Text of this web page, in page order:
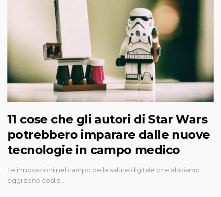
11 cose che gli autori di Star Wars
potrebbero imparare dalle nuove
tecnologie in campo medico
Le innovazioni nel campo della salute digitale che abbiamo
oggi sono così s…